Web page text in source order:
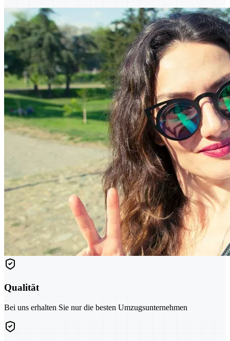
Qualität
Bei uns erhalten Sie nur die besten Umzugsunternehmen